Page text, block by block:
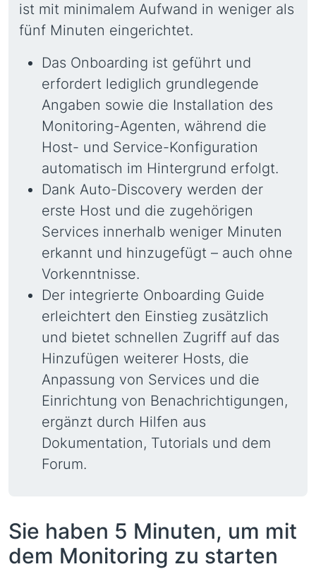
ist mit minimalem Aufwand in weniger als
fünf Minuten eingerichtet.
Das Onboarding ist geführt und
erfordert lediglich grundlegende
Angaben sowie die Installation des
Monitoring-Agenten, während die
Host- und Service-Konfiguration
automatisch im Hintergrund erfolgt.
Dank Auto-Discovery werden der
erste Host und die zugehörigen
Services innerhalb weniger Minuten
erkannt und hinzugefügt – auch ohne
Vorkenntnisse.
Der integrierte Onboarding Guide
erleichtert den Einstieg zusätzlich
und bietet schnellen Zugriff auf das
Hinzufügen weiterer Hosts, die
Anpassung von Services und die
Einrichtung von Benachrichtigungen,
ergänzt durch Hilfen aus
Dokumentation, Tutorials und dem
Forum.
Sie haben 5 Minuten, um mit
dem Monitoring zu starten